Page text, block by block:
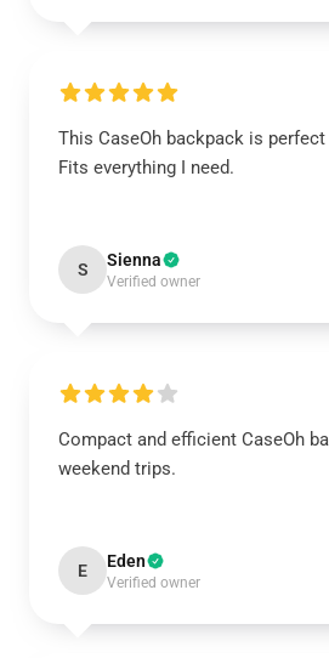
This CaseOh backpack is
Fits everything I need.
S Sienna
Verified owner
Compact and efficient CaseOh
weekend trips.
E Eden
Verified owner